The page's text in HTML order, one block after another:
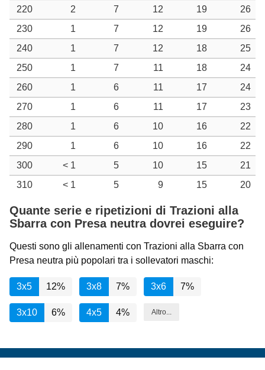
220
2 7 12 19
26
230
1 7 12 19
26
240
1 7 12 18
25
250
1 7 11 18
24
260
1 6 11 17
24
270
1 6 11 17
23
280
1 6 10 16
22
290
1 6 10 16
22
300
< 1 5 10 15
21
310
< 1 5 9 15 20
Quante serie e ripetizioni di Trazioni alla
Sbarra con Presa neutra dovrei eseguire?
Questi sono gli allenamenti con Trazioni alla Sbarra con
Presa neutra più popolari tra i sollevatori maschi:
3x5 12% 3x8 7% 3x6 7%
3x10 6% 4x5 4% Altro...